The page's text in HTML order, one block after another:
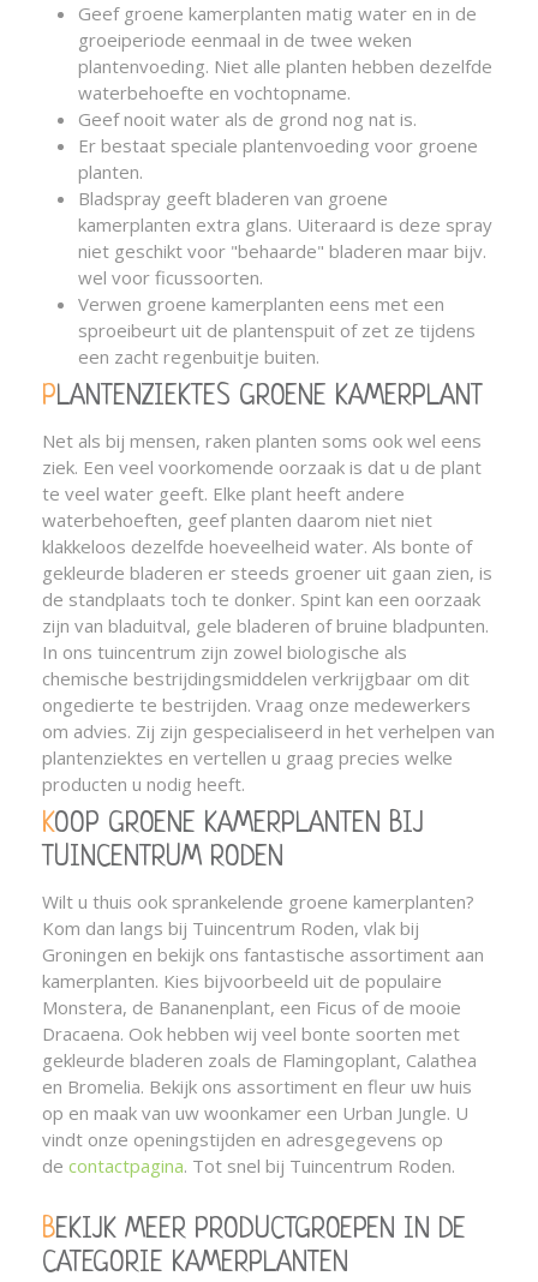
Geef groene kamerplanten matig water en in de
groeiperiode eenmaal in de twee weken
plantenvoeding. Niet alle planten hebben dezelfde
waterbehoefte en vochtopname.
Geef nooit water als de grond nog nat is.
Er bestaat speciale plantenvoeding voor groene
planten.
Bladspray geeft bladeren van groene
kamerplanten extra glans. Uiteraard is deze spray
niet geschikt voor "behaarde" bladeren maar bijv.
wel voor ficussoorten.
Verwen groene kamerplanten eens met een
sproeibeurt uit de plantenspuit of zet ze tijdens
een zacht regenbuitje buiten.
PLANTENZIEKTES GROENE KAMERPLANT
Net als bij mensen, raken planten soms ook wel eens
ziek. Een veel voorkomende oorzaak is dat u de plant
te veel water geeft. Elke plant heeft andere
waterbehoeften, geef planten daarom niet niet
klakkeloos dezelfde hoeveelheid water. Als bonte of
gekleurde bladeren er steeds groener uit gaan zien, is
de standplaats toch te donker. Spint kan een oorzaak
zijn van bladuitval, gele bladeren of bruine bladpunten.
In ons tuincentrum zijn zowel biologische als
chemische bestrijdingsmiddelen verkrijgbaar om dit
ongedierte te bestrijden. Vraag onze medewerkers
om advies. Zij zijn gespecialiseerd in het verhelpen van
plantenziektes en vertellen u graag precies welke
producten u nodig heeft.
KOOP GROENE KAMERPLANTEN BIJ
TUINCENTRUM RODEN
Wilt u thuis ook sprankelende groene kamerplanten?
Kom dan langs bij Tuincentrum Roden, vlak bij
Groningen en bekijk ons fantastische assortiment aan
kamerplanten. Kies bijvoorbeeld uit de populaire
Monstera, de Bananenplant, een Ficus of de mooie
Dracaena. Ook hebben wij veel bonte soorten met
gekleurde bladeren zoals de Flamingoplant, Calathea
en Bromelia. Bekijk ons assortiment en fleur uw huis
op en maak van uw woonkamer een Urban Jungle. U
vindt onze openingstijden en adresgegevens op
de contactpagina. Tot snel bij Tuincentrum Roden.
BEKIJK MEER PRODUCTGROEPEN IN DE
CATEGORIE KAMERPLANTEN